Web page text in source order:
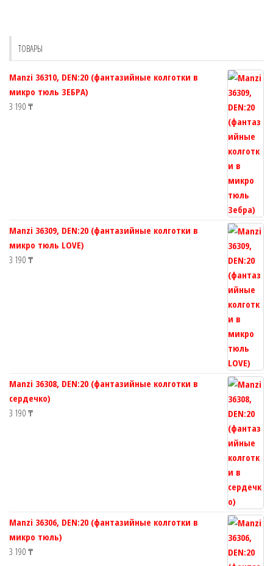
товара.
странице
товара.
ТОВАРЫ
Manzi 36310, DEN:20 (фантазийные колготки в
микро тюль ЗЕБРА)
3 190 ₸
Manzi 36309, DEN:20 (фантазийные колготки в
микро тюль LOVE)
3 190 ₸
Manzi 36308, DEN:20 (фантазийные колготки в
сердечко)
3 190 ₸
Manzi 36306, DEN:20 (фантазийные колготки в
микро тюль)
3 190 ₸